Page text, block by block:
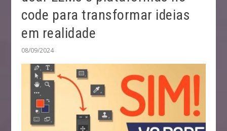
code para transformar ideias
em realidade
08/09/2024